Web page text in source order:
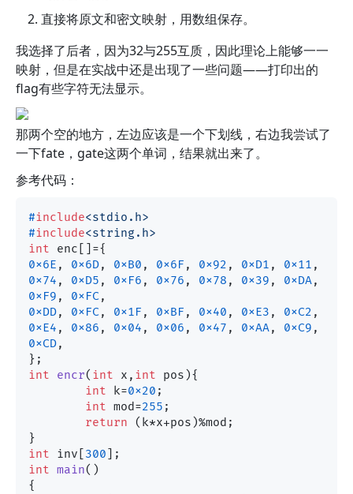
直接将原文和密文映射，用数组保存。
我选择了后者，因为32与255互质，因此理论上能够一一
映射，但是在实战中还是出现了一些问题——打印出的
flag有些字符无法显示。
那两个空的地方，左边应该是一个下划线，右边我尝试了
一下fate，gate这两个单词，结果就出来了。
参考代码：
#include<stdio.h>
#include<string.h>
int
0x6E , 0x6D, 0xB0 , 0x6F , 0x92 , 0xD1 , 0x11
0x74 , 0xD5 , 0xF6 , 0x76 , 0x78 , 0x39 , 0xDA
0xF9 , 0xFC
0xDD, 0xFC, 0x1F , 0xBF , 0x40 , 0xE3 , 0xC2
0xE4 , 0x86 , 0x04 , 0x06 , 0x47 , 0xAA, 0xC9
0xCD,
int
encr( int x, int pos){
int k=0x20 ;
int mod=255 ;
return (k*x+pos)%mod;
int inv[ 300
int main()
{